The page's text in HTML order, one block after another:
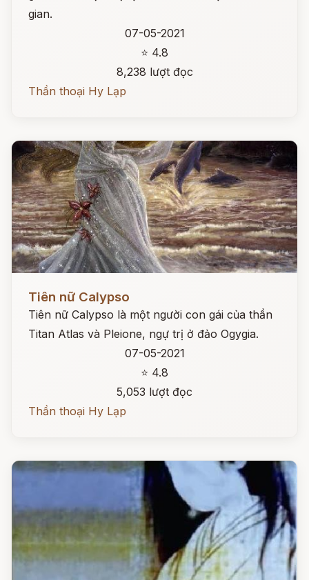
gian.
07-05-2021
⭐ 4.8
8,238 lượt đọc
Thần thoại Hy Lạp
Tiên nữ Calypso
Tiên nữ Calypso là một người con gái của thần
Titan Atlas và Pleione, ngự trị ở đảo Ogygia.
07-05-2021
⭐ 4.8
5,053 lượt đọc
Thần thoại Hy Lạp